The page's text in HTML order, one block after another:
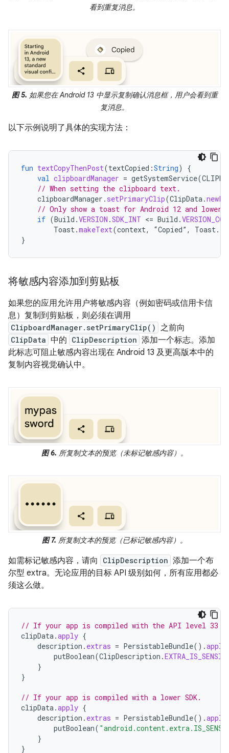
看到重复消息。
图 5. 如果您在 Android 13 中显示复制确认消息框，用户会看到重
复消息。
以下示例说明了具体的实现方法：
fun textCopyThenPost(textCopied :String)
{
val clipboardManager = getSystemService(
// When setting the clipboard text.
clipboardManager . setPrimaryClip(ClipData.
// Only show a toast for Android 12 and lower.
if (Build .VERSION .SDK_INT <= Build .
Toast.makeText(context, “Copied” , Toast.
}
将敏感内容添加到剪贴板
如果您的应用允许用户将敏感内容（例如密码或信用卡信
息）复制到剪贴板，则必须在调用
ClipboardManager.setPrimaryClip() 之前向
ClipData 中的 ClipDescription 添加一个标志。添加
此标志可阻止敏感内容出现在 Android 13 及更高版本中的
复制内容视觉确认中。
图 6. 所复制文本的预览（未标记敏感内容）。
图 7. 所复制文本的预览（已标记敏感内容）。
如需标记敏感内容，请向 ClipDescription 添加一个布
尔型 extra。无论应用的目标 API 级别如何，所有应用都必
须这么做。
// If your app is compiled with the API level 33
clipData.apply {
description . extras = PersistableBundle().apply
putBoolean(ClipDescription .
}
}
// If your app is compiled with a lower SDK.
clipData.apply {
description . extras = PersistableBundle().apply
putBoolean(
}
}